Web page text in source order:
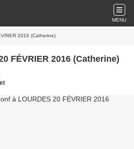
MENU
2016 (Catherine)
FÉVRIER 2016 (Catherine)